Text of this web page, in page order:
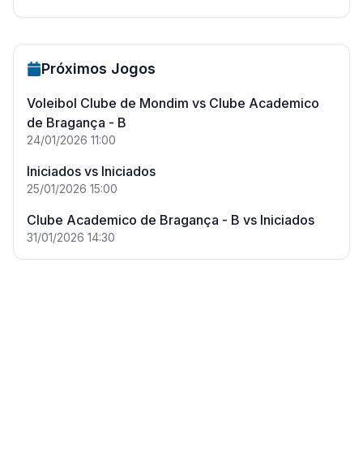
Próximos Jogos
Voleibol Clube de Mondim vs Clube Academico
de Bragança - B
24/01/2026 11:00
Iniciados vs Iniciados
25/01/2026 15:00
Clube Academico de Bragança - B vs Iniciados
31/01/2026 14:30